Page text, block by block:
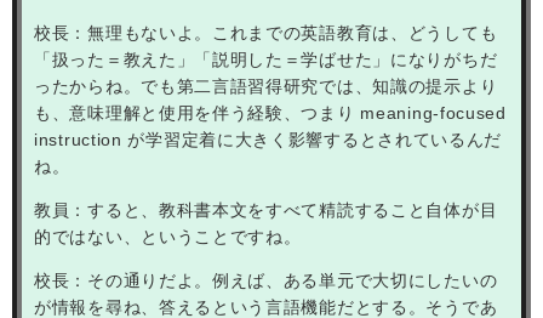
校長：無理もないよ。これまでの英語教育は、どうしても
「扱った＝教えた」「説明した＝学ばせた」になりがちだ
ったからね。でも第二言語習得研究では、知識の提示より
も、意味理解と使用を伴う経験、つまり meaning-focused
instructionが学習定着に大きく影響するとされているんだ
ね。
教員：すると、教科書本文をすべて精読すること自体が目
的ではない、ということですね。
校長：その通りだよ。例えば、ある単元で大切にしたいの
が情報を尋ね、答えるという言語機能だとする。そうであ